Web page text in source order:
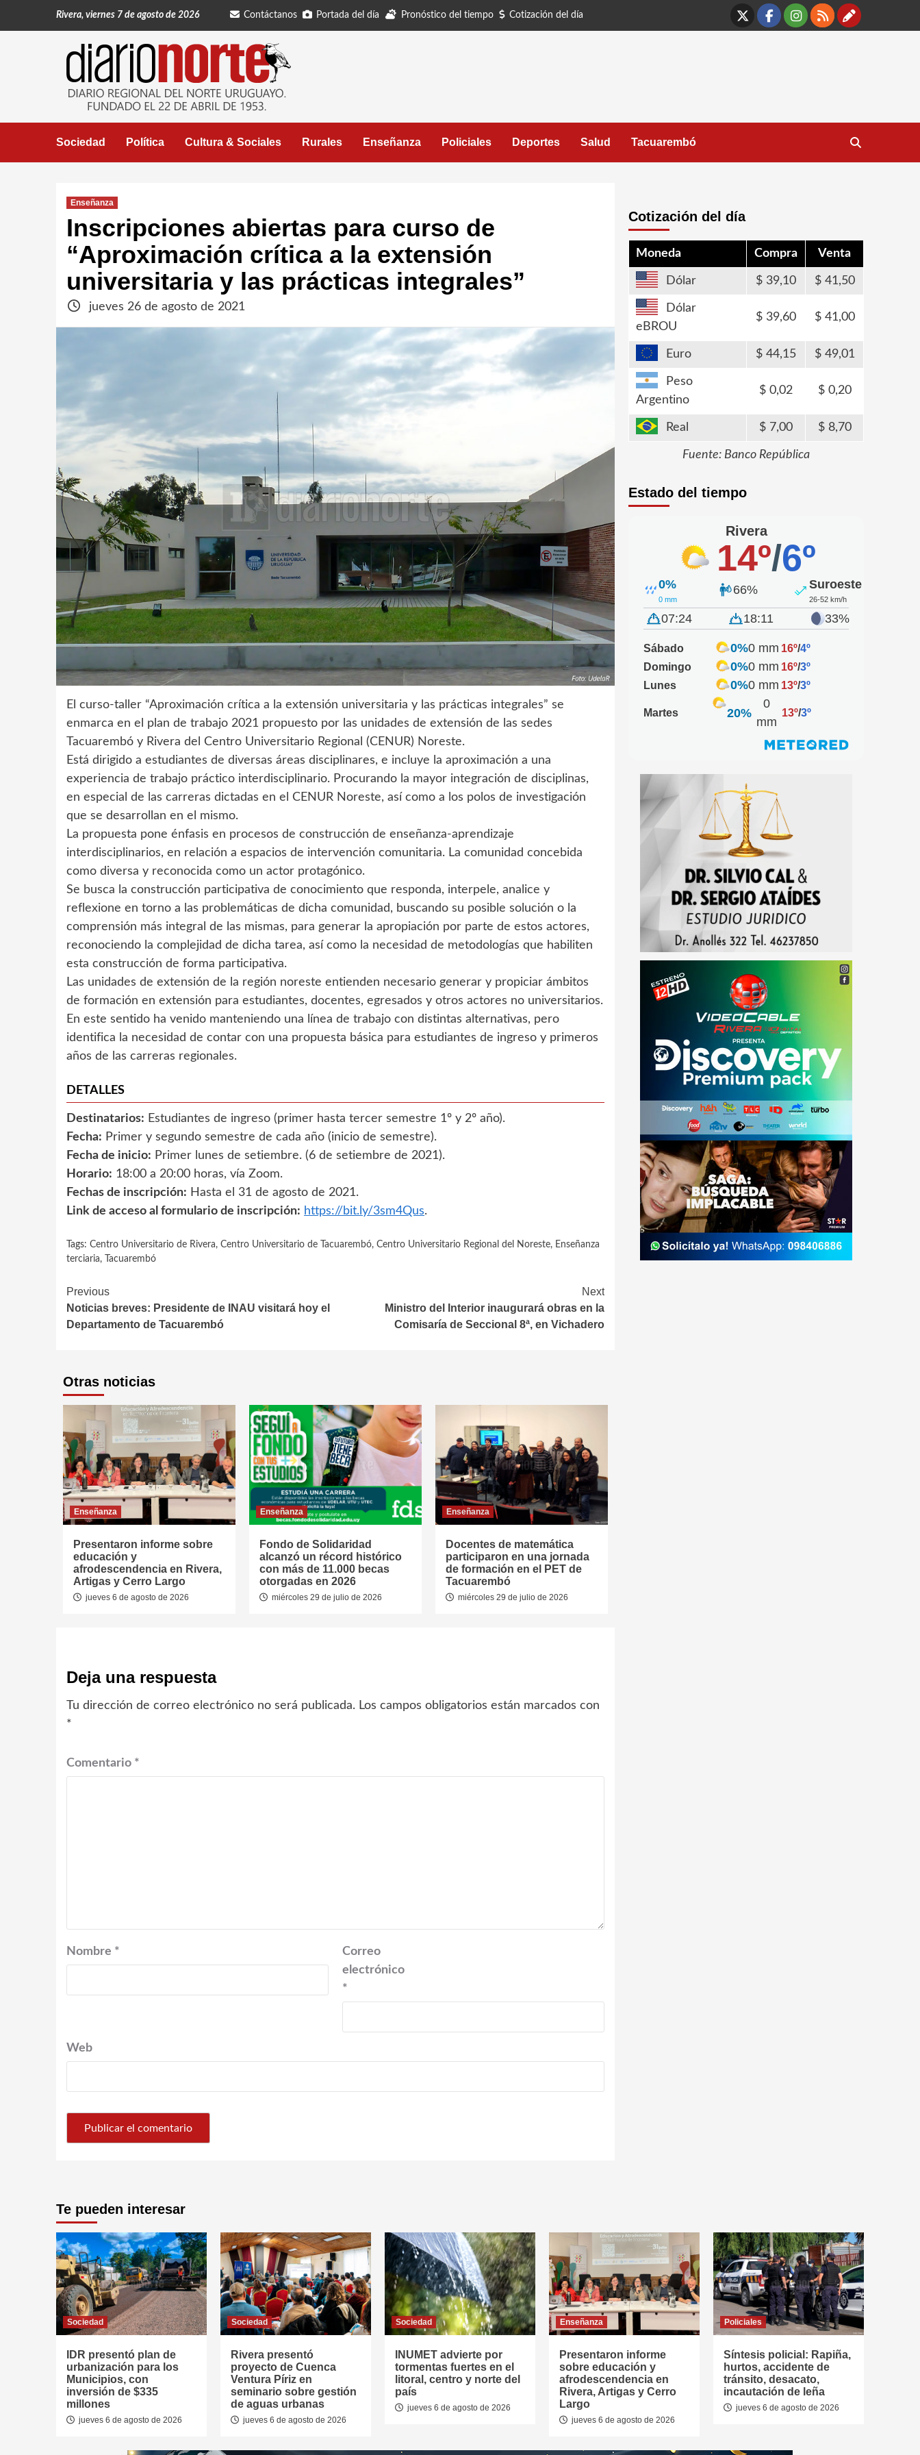
Rivera, viernes 7 de agosto de 2026 Contáctanos Portada del día Pronóstico del tiempo Cotización del día
X Facebook
Instagram
RSS
Sociedad Política Cultura & Sociales Rurales Enseñanza Policiales Deportes Salud Tacuarembó
Enseñanza
Inscripciones abiertas para curso de
“Aproximación crítica a la extensión
universitaria y las prácticas integrales”
jueves 26 de agosto de 2021
El curso-taller “Aproximación crítica a la extensión universitaria y las prácticas integrales” se
enmarca en el plan de trabajo 2021 propuesto por las unidades de extensión de las sedes
Tacuarembó y Rivera del Centro Universitario Regional (CENUR) Noreste.
Está dirigido a estudiantes de diversas áreas disciplinares, e incluye la aproximación a una
experiencia de trabajo práctico interdisciplinario. Procurando la mayor integración de disciplinas,
en especial de las carreras dictadas en el CENUR Noreste, así como a los polos de investigación
que se desarrollan en el mismo.
La propuesta pone énfasis en procesos de construcción de enseñanza-aprendizaje
interdisciplinarios, en relación a espacios de intervención comunitaria. La comunidad concebida
como diversa y reconocida como un actor protagónico.
Se busca la construcción participativa de conocimiento que responda, interpele, analice y
reflexione en torno a las problemáticas de dicha comunidad, buscando su posible solución o la
comprensión más integral de las mismas, para generar la apropiación por parte de estos actores,
reconociendo la complejidad de dicha tarea, así como la necesidad de metodologías que habiliten
esta construcción de forma participativa.
Las unidades de extensión de la región noreste entienden necesario generar y propiciar ámbitos
de formación en extensión para estudiantes, docentes, egresados y otros actores no universitarios.
En este sentido ha venido manteniendo una línea de trabajo con distintas alternativas, pero
identifica la necesidad de contar con una propuesta básica para estudiantes de ingreso y primeros
años de las carreras regionales.
DETALLES
Destinatarios: Estudiantes de ingreso (primer hasta tercer semestre 1º y 2º año).
Fecha: Primer y segundo semestre de cada año (inicio de semestre).
Fecha de inicio: Primer lunes de setiembre. (6 de setiembre de 2021).
Horario: 18:00 a 20:00 horas, vía Zoom.
Fechas de inscripción: Hasta el 31 de agosto de 2021.
Link de acceso al formulario de inscripción: https://bit.ly/3sm4Qus.
Tags: Centro Universitario de Rivera, Centro Universitario de Tacuarembó, Centro Universitario Regional del Noreste, Enseñanza
terciaria, Tacuarembó
Continue
Reading
Previous
Noticias breves: Presidente de INAU visitará hoy el
Departamento de Tacuarembó
Next
Ministro del Interior inaugurará obras en la
Comisaría de Seccional 8ª, en Vichadero
Otras noticias
Enseñanza
Presentaron informe sobre
educación y
afrodescendencia en Rivera,
Artigas y Cerro Largo
jueves 6 de agosto de 2026
Enseñanza
Fondo de Solidaridad
alcanzó un récord histórico
con más de 11.000 becas
otorgadas en 2026
miércoles 29 de julio de 2026
Enseñanza
Docentes de matemática
participaron en una jornada
de formación en el PET de
Tacuarembó
miércoles 29 de julio de 2026
Deja una respuesta
Tu dirección de correo electrónico no será publicada. Los campos obligatorios están marcados con
*
Comentario *
Nombre *
Correo
electrónico
*
Web
Cotización del día
Moneda Compra Venta
Dólar 39,10 41,50
Dólar
eBROU
39,60 41,00
Euro 44,15 49,01
Peso
Argentino
0,02 0,20
Real 7,00 8,70
Fuente: Banco República
Estado del tiempo
Rivera
14º/6º
0%
0 mm
66% Suroeste
26-52 km/h
07:24 18:11 33%
Sábado 0%0 mm 16º/4º
Domingo
0%0 mm 16º/3º
Lunes
0%0 mm 13º/3º
Martes 20%
0
mm
13º/3º
Te pueden interesar
Sociedad
IDR presentó plan de
urbanización para los
Municipios, con
inversión de $335
millones
jueves 6 de agosto de 2026
Sociedad
Rivera presentó
proyecto de Cuenca
Ventura Píriz en
seminario sobre gestión
de aguas urbanas
jueves 6 de agosto de 2026
Sociedad
INUMET advierte por
tormentas fuertes en el
litoral, centro y norte del
país
jueves 6 de agosto de 2026
Enseñanza
Presentaron informe
sobre educación y
afrodescendencia en
Rivera, Artigas y Cerro
Largo
jueves 6 de agosto de 2026
Policiales
Síntesis policial: Rapiña,
hurtos, accidente de
tránsito, desacato,
incautación de leña
jueves 6 de agosto de 2026